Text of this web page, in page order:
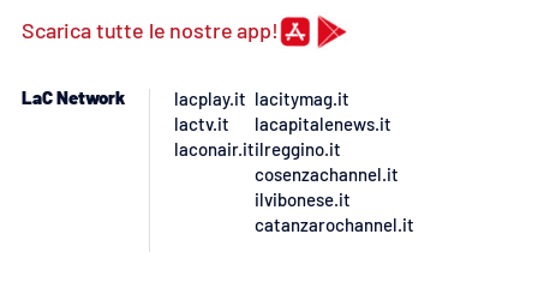
Android
Scarica tutte le nostre app!
LaC Network
lacplay.it
lactv.it
laconair.it
lacitymag.it
lacapitalenews.it
ilreggino.it
cosenzachannel.it
ilvibonese.it
catanzarochannel.it